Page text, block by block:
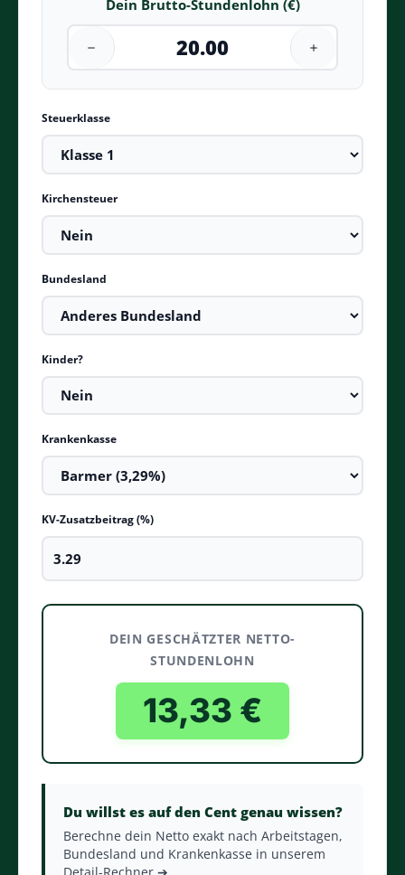
Dein Brutto-Stundenlohn (€)
Steuerklasse
Kirchensteuer
Bundesland
Kinder?
Krankenkasse
KV-Zusatzbeitrag (%)
DEIN GESCHÄTZTER NETTO-
STUNDENLOHN
13,33 €
Du willst es auf den Cent genau wissen?
Berechne dein Netto exakt nach Arbeitstagen,
Bundesland und Krankenkasse in unserem